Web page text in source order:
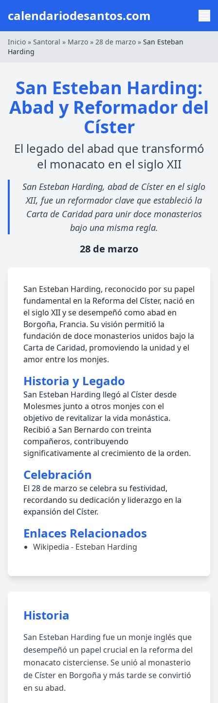
calendariodesantos.com
Inicio » Santoral » Marzo » 28 de marzo » San Esteban
Harding
San Esteban Harding:
Abad y Reformador del
Císter
El legado del abad que transformó
el monacato en el siglo XII
San Esteban Harding, abad de Císter en el siglo
XII, fue un reformador clave que estableció la
Carta de Caridad para unir doce monasterios
bajo una misma regla.
28 de marzo
San Esteban Harding, reconocido por su papel
fundamental en la Reforma del Císter, nació en
el siglo XII y se desempeñó como abad en
Borgoña, Francia. Su visión permitió la
fundación de doce monasterios unidos bajo la
Carta de Caridad, promoviendo la unidad y el
amor entre los monjes.
Historia y Legado
San Esteban Harding llegó al Císter desde
Molesmes junto a otros monjes con el
objetivo de revitalizar la vida monástica.
Recibió a San Bernardo con treinta
compañeros, contribuyendo
significativamente al crecimiento de la orden.
Celebración
El 28 de marzo se celebra su festividad,
recordando su dedicación y liderazgo en la
expansión del Císter.
Enlaces Relacionados
Wikipedia - Esteban Harding
Historia
San Esteban Harding fue un monje inglés que
desempeñó un papel crucial en la reforma del
monacato cisterciense. Se unió al monasterio
de Císter en Borgoña y más tarde se convirtió
en su abad.